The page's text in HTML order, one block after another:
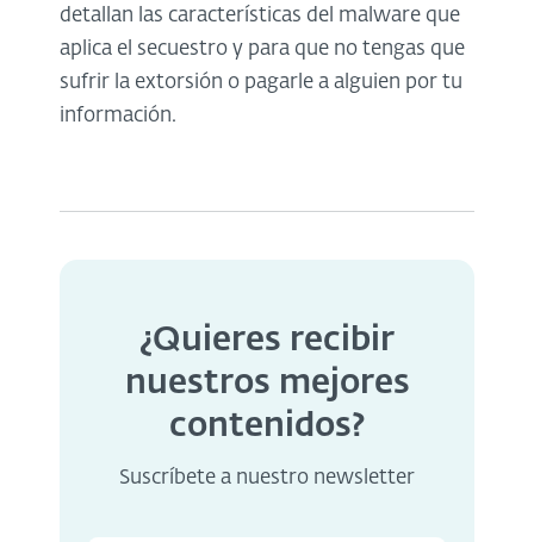
detallan las características del malware que
aplica el secuestro y para que no tengas que
sufrir la extorsión o pagarle a alguien por tu
información.
¿Quieres recibir
nuestros mejores
contenidos?
Suscríbete a nuestro newsletter